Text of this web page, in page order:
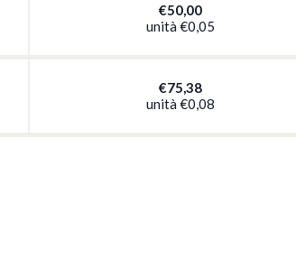
€50,00
unità €0,05
€75,38
unità €0,08